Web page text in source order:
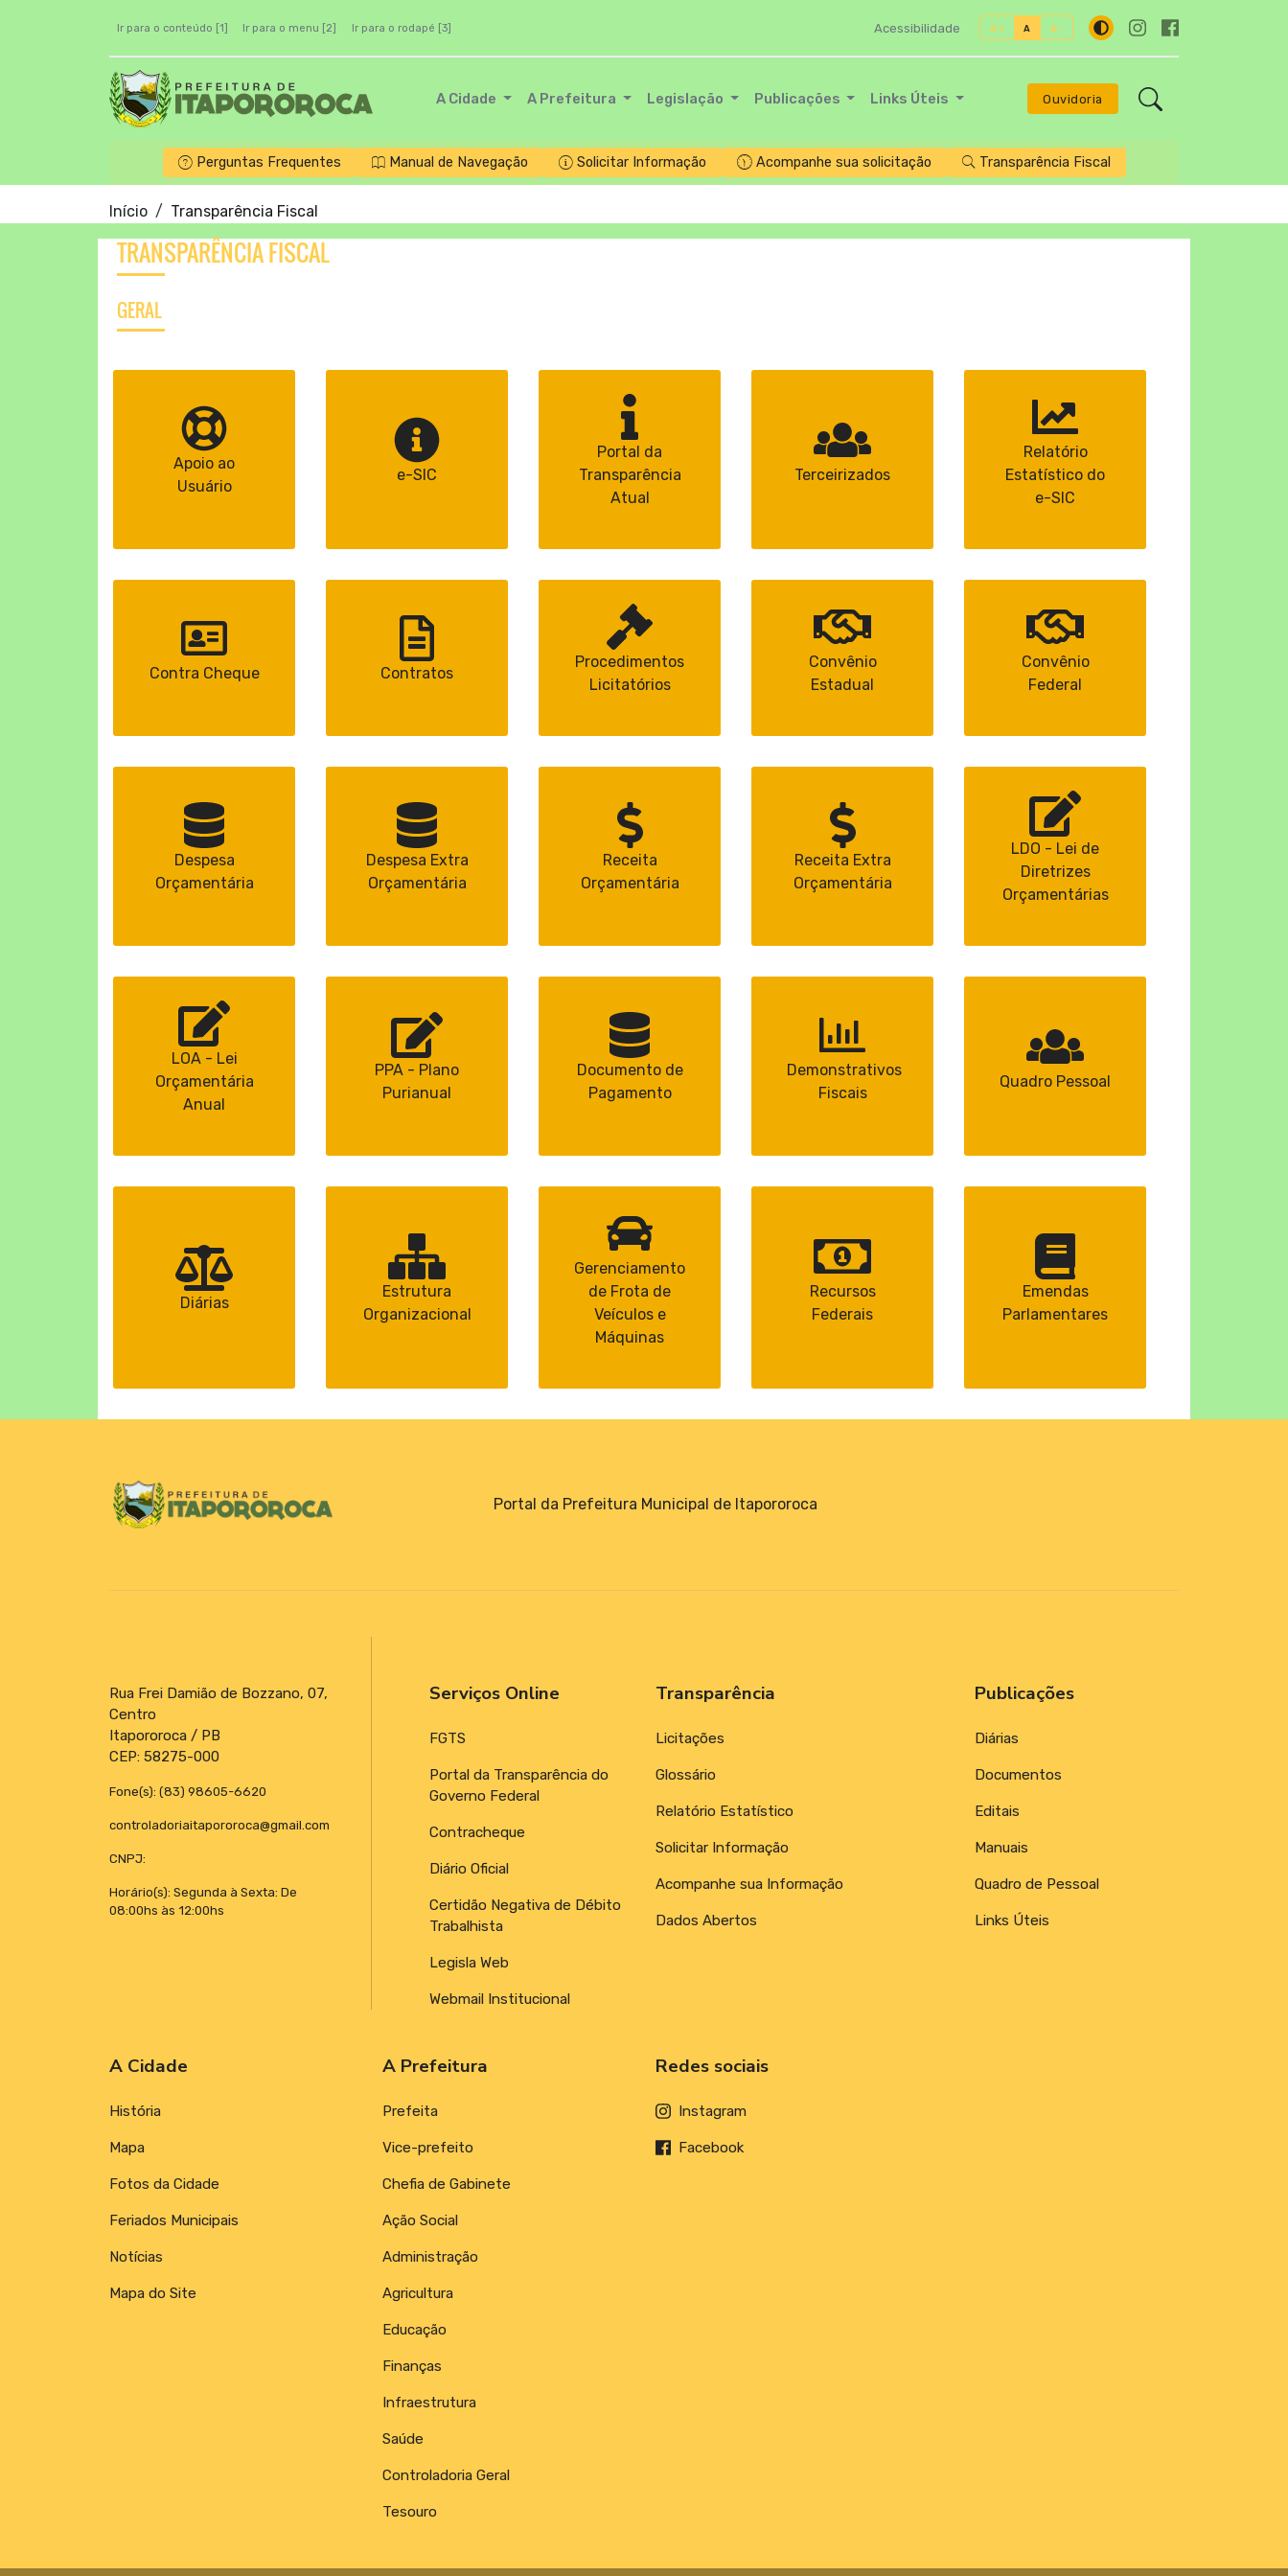
Ir para o conteúdo [1] Ir para o menu [2] Ir para o rodapé [3] Acessibilidade A+ A A-
A Cidade A Prefeitura Legislação Publicações Links Úteis Ouvidoria
Perguntas Frequentes Manual de Navegação Solicitar Informação Acompanhe sua solicitação Transparência Fiscal
Início Transparência Fiscal
TRANSPARÊNCIA FISCAL
GERAL
Apoio ao
Usuário
e-SIC
Portal da
Transparência
Atual
Terceirizados
Relatório
Estatístico do
e-SIC
Contra Cheque Contratos
Procedimentos
Licitatórios
Convênio
Estadual
Convênio
Federal
Despesa
Orçamentária
Despesa Extra
Orçamentária
Receita
Orçamentária
Receita Extra
Orçamentária
LDO - Lei de
Diretrizes
Orçamentárias
LOA - Lei
Orçamentária
Anual
PPA - Plano
Purianual
Documento de
Pagamento
Demonstrativos
Fiscais
Quadro Pessoal
Diárias
Estrutura
Organizacional
Gerenciamento
de Frota de
Veículos e
Máquinas
Recursos
Federais
Emendas
Parlamentares
Portal da Prefeitura Municipal de Itapororoca
Rua Frei Damião de Bozzano, 07,
Centro
Itapororoca / PB
CEP: 58275-000
Fone(s): (83) 98605-6620
controladoriaitapororoca@gmail.com
CNPJ:
Horário(s): Segunda à Sexta: De
08:00hs às 12:00hs
Serviços Online
FGTS
Portal da Transparência do
Governo Federal
Contracheque
Diário Oficial
Certidão Negativa de Débito
Trabalhista
Legisla Web
Webmail Institucional
Transparência
Licitações
Glossário
Relatório Estatístico
Solicitar Informação
Acompanhe sua Informação
Dados Abertos
Publicações
Diárias
Documentos
Editais
Manuais
Quadro de Pessoal
Links Úteis
A Cidade
História
Mapa
Fotos da Cidade
Feriados Municipais
Notícias
Mapa do Site
A Prefeitura
Prefeita
Vice-prefeito
Chefia de Gabinete
Ação Social
Administração
Agricultura
Educação
Finanças
Infraestrutura
Saúde
Controladoria Geral
Tesouro
Redes sociais
Instagram
Facebook